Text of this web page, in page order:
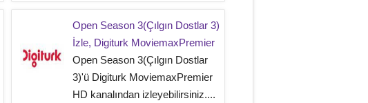
Open Season 3(Çılgın Dostlar 3)
İzle, Digiturk MoviemaxPremier
Open Season 3(Çılgın Dostlar
3)'ü Digiturk MoviemaxPremier
HD kanalından izleyebilirsiniz....